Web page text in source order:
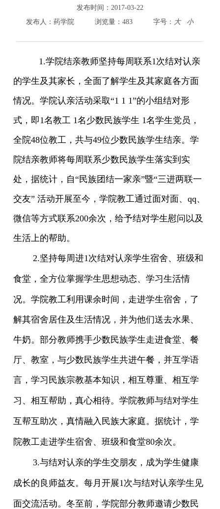
院情总览
科学研究
平台建设
学生园地
发布时间： 2017-03-22
发布人：药学院 浏览量：483 字号： 大 小
1.学院结亲教师坚持每周联系1 次结对认亲
的学生及其家长，全面了解学生及其家庭各方面
情况。学院认亲活动采取“1 1 1”的小组结对形
式，即1名教工 1名少数民族学生 1名学生党员，
全院48位教工，共与49位少数民族学生结亲。学
院结亲教师将每周联系少数民族学生落实到实
处，据统计，自“民族团结一家亲”暨“三进两联一
交友” 活动开展至今，学院教工通过面对面、qq、
微信等方式联系200余次，给予结对学生慰问以及
生活上的帮助。
2.坚持每周进1 次结对认亲学生宿舍、班级和
食堂，全方位掌握学生思想动态、学习生活情
况。学院教工利用课余时间，走进学生宿舍，了
解其宿舍居住及生活情况，并为他们送去水果、
牛奶。部分教师携手少数民族学生走进食堂、餐
厅、教室，与少数民族学生共进午餐，并互学语
言，学习民族宗教基本知识，相互尊重、相互学
习、相互帮助，真心相待。学院教师与结对学生
互帮互助次，真情融入民族大家庭。据统计，学
院教工走进学生宿舍、班级和食堂80余次。
3.与结对认亲的学生交朋友，成为学生健康
成长的良师益友。每月开展1 次与结对认亲学生见
面交流活动。冬至前，学院部分教师邀请少数民